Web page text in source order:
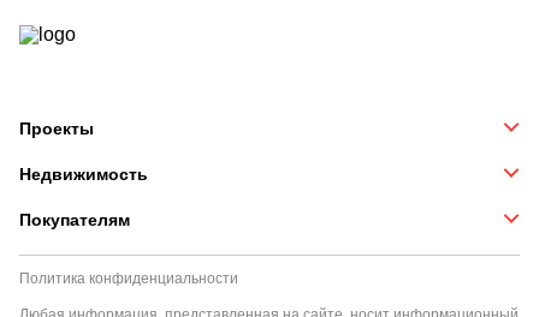
Проекты
Недвижимость
Покупателям
Политика конфиденциальности